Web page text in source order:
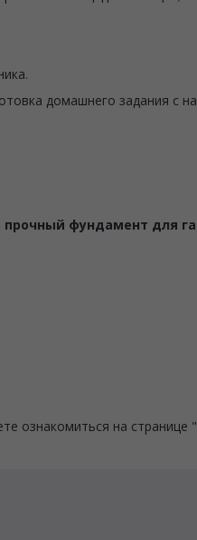
домашнего задания с
фундамент для
ознакомиться на странице "